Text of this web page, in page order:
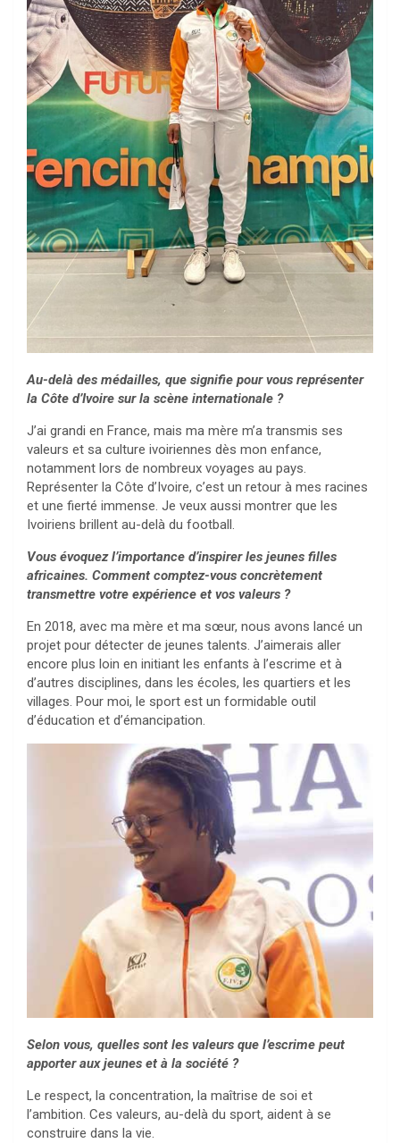
Au-delà des médailles, que signifie pour vous représenter
la Côte d’Ivoire sur la scène internationale ?
J’ai grandi en France, mais ma mère m’a transmis ses
valeurs et sa culture ivoiriennes dès mon enfance,
notamment lors de nombreux voyages au pays.
Représenter la Côte d’Ivoire, c’est un retour à mes racines
et une fierté immense. Je veux aussi montrer que les
Ivoiriens brillent au-delà du football.
Vous évoquez l’importance d’inspirer les jeunes filles
africaines. Comment comptez-vous concrètement
transmettre votre expérience et vos valeurs ?
En 2018, avec ma mère et ma sœur, nous avons lancé un
projet pour détecter de jeunes talents. J’aimerais aller
encore plus loin en initiant les enfants à l’escrime et à
d’autres disciplines, dans les écoles, les quartiers et les
villages. Pour moi, le sport est un formidable outil
d’éducation et d’émancipation.
Selon vous, quelles sont les valeurs que l’escrime peut
apporter aux jeunes et à la société ?
Le respect, la concentration, la maîtrise de soi et
l’ambition. Ces valeurs, au-delà du sport, aident à se
construire dans la vie.